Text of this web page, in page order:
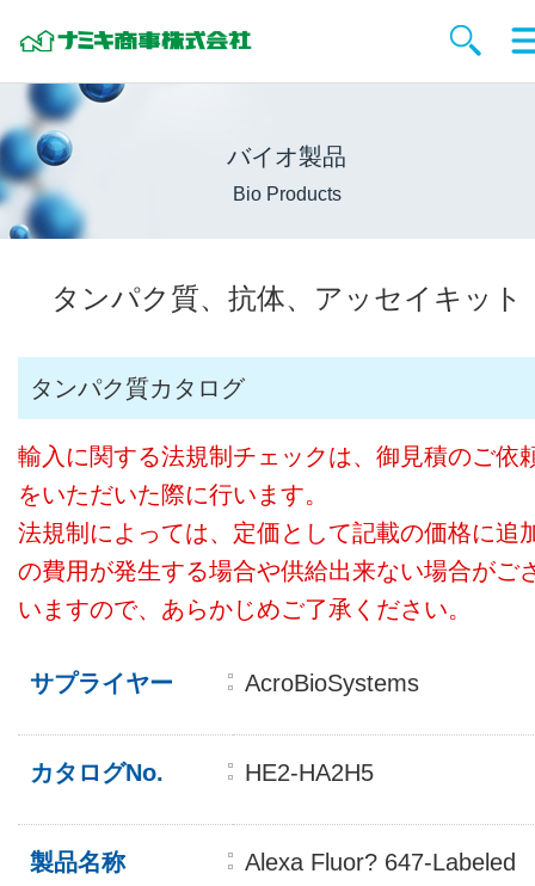
バイオ製品
Bio Products
タンパク質、抗体、アッセイキット
タンパク質カタログ
輸入に関する法規制チェックは、御見積のご依
をいただいた際に行います。
法規制によっては、定価として記載の価格に追
の費用が発生する場合や供給出来ない場合がご
いますので、あらかじめご了承ください。
サプライヤー AcroBioSystems
カタログNo. HE2-HA2H5
製品名称
Alexa Fluor? 647-Labeled